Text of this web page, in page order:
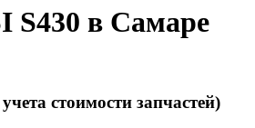
S430 в Самаре
учета стоимости запчастей)